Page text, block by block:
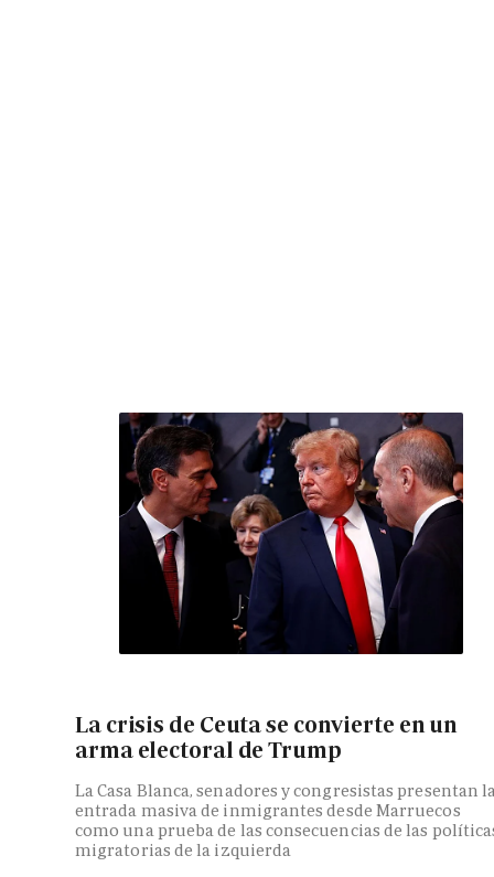
La crisis de Ceuta se convierte en un
arma electoral de Trump
La Casa Blanca, senadores y congresistas presentan
entrada masiva de inmigrantes desde Marruecos
como una prueba de las consecuencias de las
migratorias de la izquierda